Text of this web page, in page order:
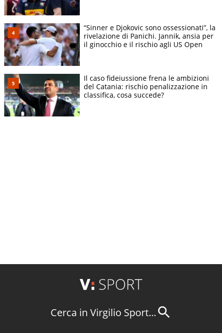
“Sinner e Djokovic sono ossessionati”, la
rivelazione di Panichi. Jannik, ansia per
il ginocchio e il rischio agli US Open
Il caso fideiussione frena le ambizioni
del Catania: rischio penalizzazione in
classifica, cosa succede?
Cerca in Virgilio Sport...